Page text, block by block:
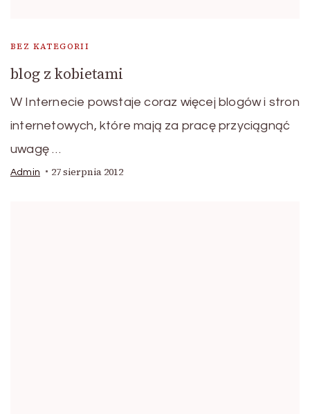
BEZ KATEGORII
blog z kobietami
W Internecie powstaje coraz więcej blogów i stron
internetowych, które mają za pracę przyciągnąć
uwagę …
Admin 27 sierpnia 2012